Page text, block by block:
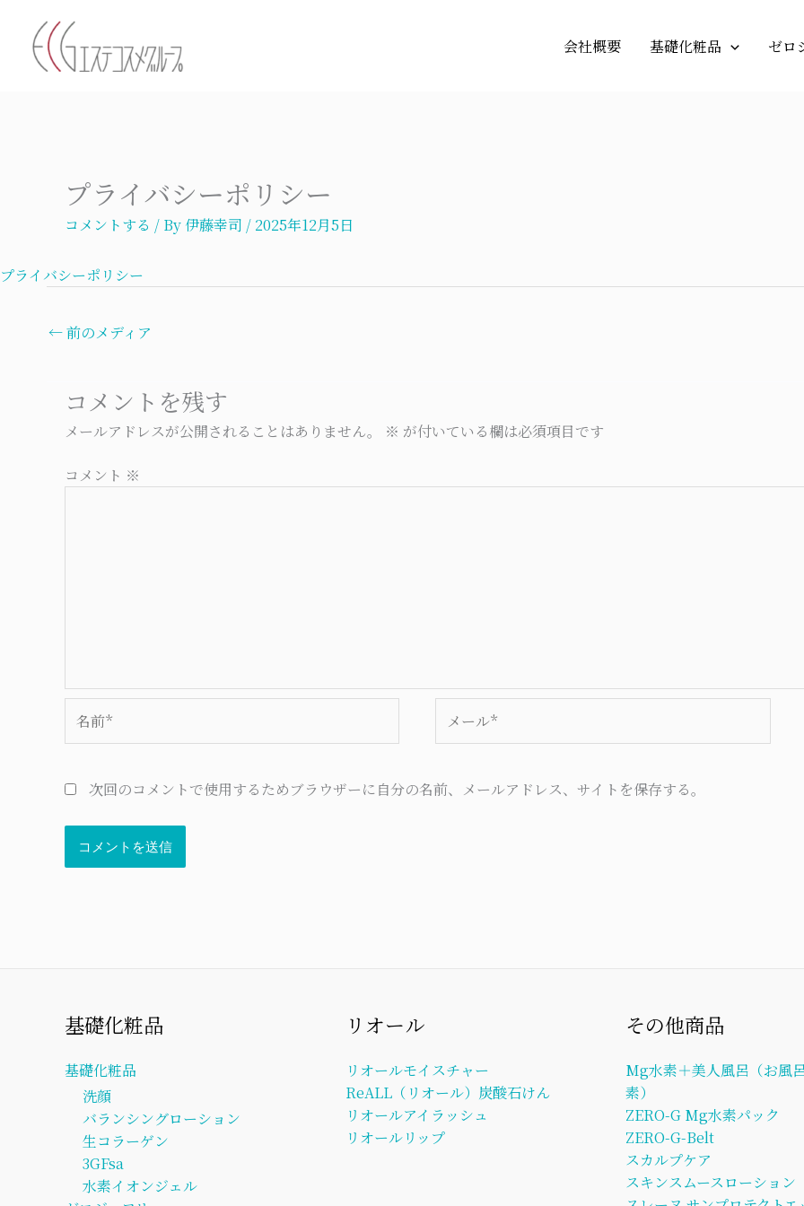
会社概要 基礎化粧品 ゼロ
プライバシーポリシー
コメントする / By 伊藤幸司 / 2025年12月5日
プライバシーポリシー
←前のメディア
コメントを残す
メールアドレスが公開されることはありません。 ※ が付いている欄は必須項目です
コメント ※
前
ー
次回のコメントで使用するためブラウザーに自分の名前、メールアドレス、サイトを保存する。
基礎化粧品
基礎化粧品
洗顔
バランシングローション
生コラーゲン
3GFsa
水素イオンジェル
リオール
リオールモイスチャー
ReALL（リオール）炭酸石けん
リオールアイラッシュ
リオールリップ
その他商品
Mg水素＋美人風呂（お風
素）
ZERO-G Mg水素パック
ZERO-G-Belt
スカルプケア
スキンスムースローション